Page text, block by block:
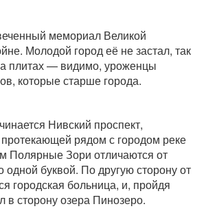
мемориал Великой
Молодой город её не застал, так
плитах — видимо, уроженцы
которые старше города.
Нивский проспект,
рядом с городом реке
Полярные Зори отличаются от
одной буквой. По другую сторону от
городская больница, и, пройдя
сторону озера Пинозеро.